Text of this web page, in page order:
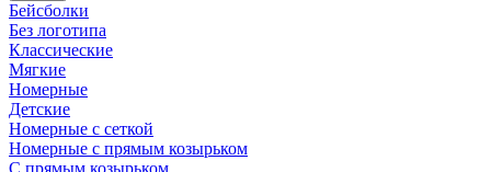
Бейсболки
Без логотипа
Классические
Мягкие
Номерные
Детские
Номерные с сеткой
Номерные с прямым козырьком
С прямым козырьком